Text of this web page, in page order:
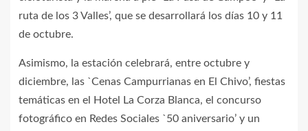
ruta de los 3 Valles’, que se desarrollará los días 10 y 11
de octubre.
Asimismo, la estación celebrará, entre octubre y
diciembre, las `Cenas Campurrianas en El Chivo’, fiestas
temáticas en el Hotel La Corza Blanca, el concurso
fotográfico en Redes Sociales `50 aniversario’ y un